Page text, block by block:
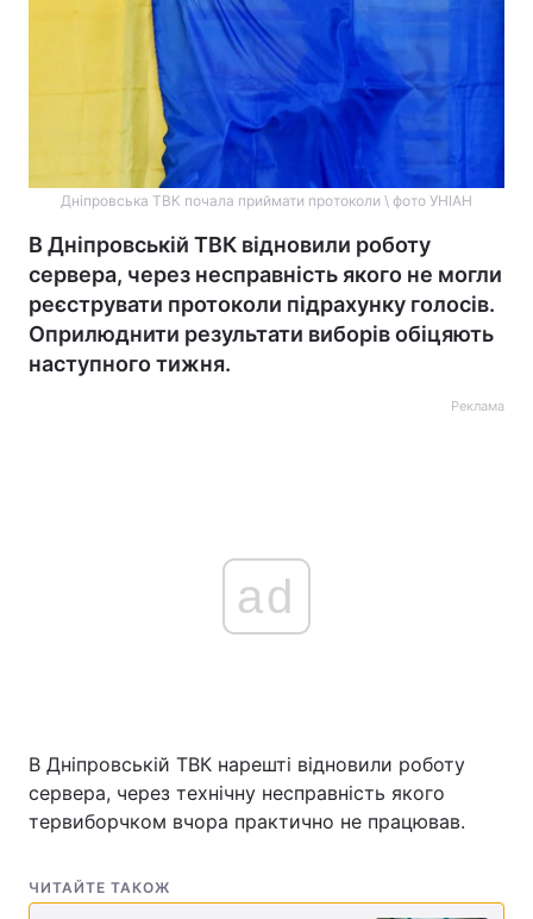
Економіка Світ
Техно і зв'язок Лайт
Дніпровська ТВК почала приймати протоколи \ фото УНІАН
В Дніпровській ТВК відновили роботу
сервера, через несправність якого не могли
реєструвати протоколи підрахунку голосів.
Оприлюднити результати виборів обіцяють
наступного тижня.
Реклама
ad
В Дніпровській ТВК нарешті відновили роботу
сервера, через технічну несправність якого
тервиборчком вчора практично не працював.
ЧИТАЙТЕ ТАКОЖ